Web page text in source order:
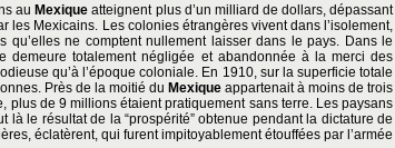
auMexique atteignent plus d’un milliard de dollars, dépassant
les Mexicains. Les colonies étrangères vivent dans l’isolement,
qu’elles ne comptent nullement laisser dans le pays. Dans le
demeure totalement négligée et abandonnée à la merci des
qu’à l’époque coloniale. En 1910, sur la superficie totale
Près de la moitié du Mexique appartenait à moins de trois
plus de 9 millions étaient pratiquement sans terre. Les paysans
le résultat de la “prospérité” obtenue pendant la dictature de
éclatèrent, qui furent impitoyablement étouffées par l’armée